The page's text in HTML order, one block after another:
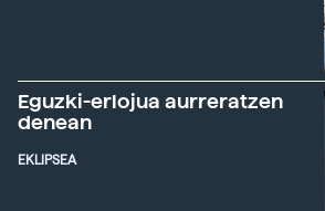
Eguzki-erlojua aurreratzen
denean
EKLIPSEA